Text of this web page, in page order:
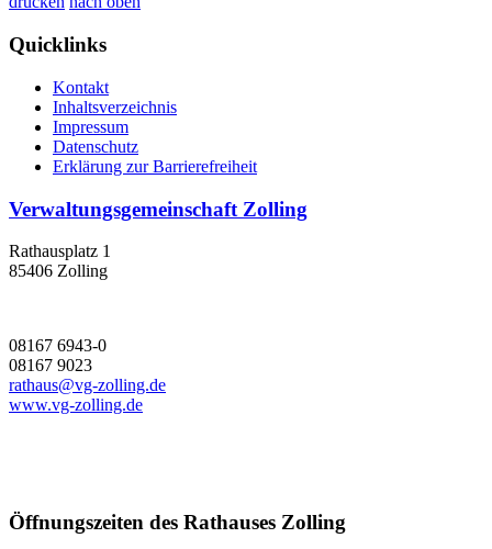
Quicklinks
Kontakt
Inhaltsverzeichnis
Impressum
Datenschutz
Erklärung zur Barrierefreiheit
Verwaltungsgemeinschaft Zolling
Rathausplatz 1
85406 Zolling
08167 6943-0
08167 9023
rathaus@vg-zolling.de
www.vg-zolling.de
Öffnungszeiten des Rathauses Zolling